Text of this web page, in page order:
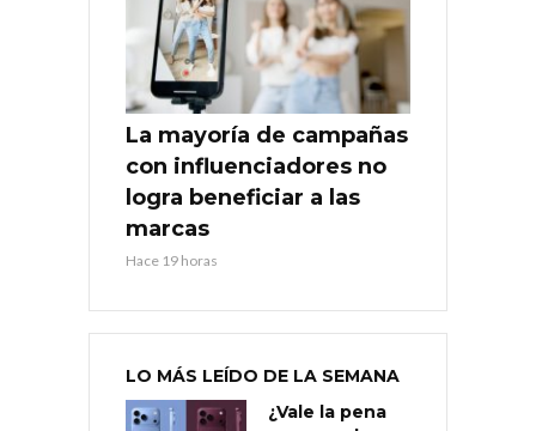
La mayoría de campañas
con influenciadores no
logra beneficiar a las
marcas
Hace 19 horas
LO MÁS LEÍDO DE LA SEMANA
¿Vale la pena